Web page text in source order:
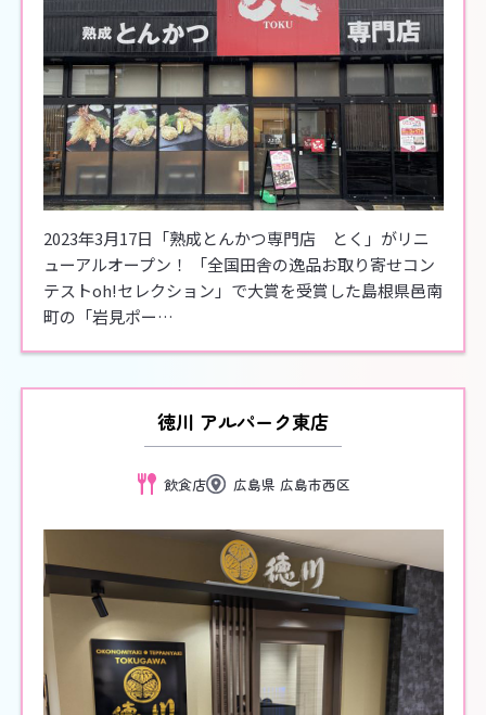
2023年3月17日「熟成とんかつ専門店 とく」がリニ
ューアルオープン！ 「全国田舎の逸品お取り寄せコン
テストoh!セレクション」で大賞を受賞した島根県邑南
町の「岩見ポー…
徳川 アルパーク東店
飲食店 広島県 広島市西区